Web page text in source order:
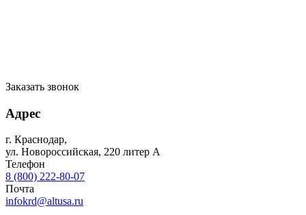
Заказать звонок
Адрес
г. Краснодар,
ул. Новороссийская, 220 литер А
Телефон
8 (800) 222-80-07
Почта
infokrd@altusa.ru